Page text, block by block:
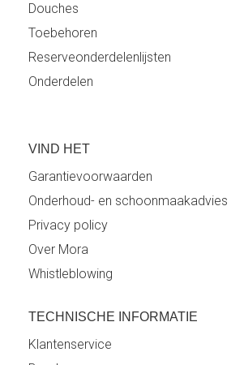
Douches
Toebehoren
Reserveonderdelenlijsten
Onderdelen
VIND HET
Garantievoorwaarden
Onderhoud- en schoonmaakadvies
Privacy policy
Over Mora
Whistleblowing
TECHNISCHE INFORMATIE
Klantenservice